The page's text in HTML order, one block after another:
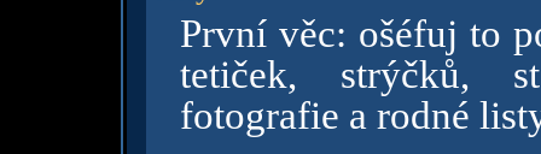
První věc: ošéfuj to
tetiček, strýčků,
fotografie a rodné